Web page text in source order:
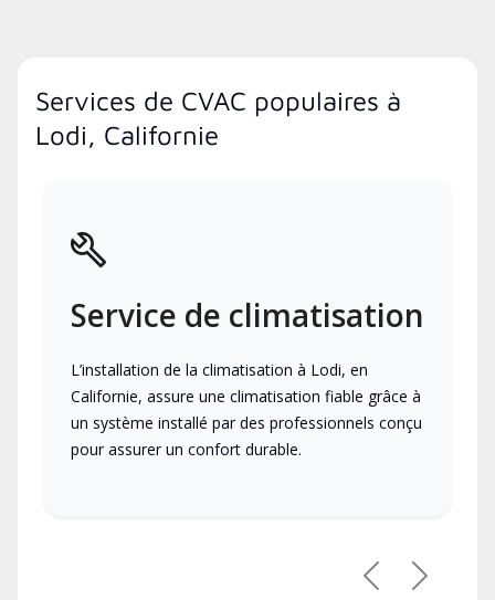
Services de CVAC populaires à
Lodi, Californie
Service de climatisation
L’installation de la climatisation à Lodi, en
Californie, assure une climatisation fiable grâce à
un système installé par des professionnels conçu
pour assurer un confort durable.
PrécédentSuivant